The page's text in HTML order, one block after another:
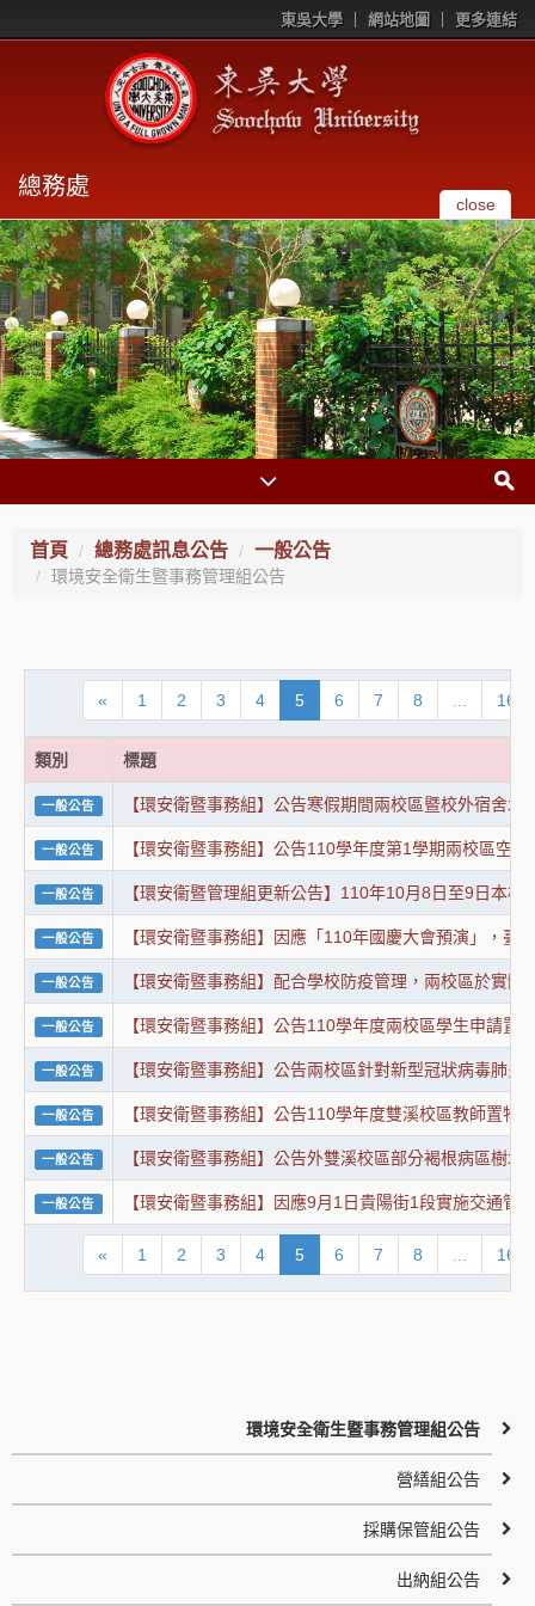
東吳大學 網站地圖 更多連結
總務處
close
首頁 總務處訊息公告 一般公告
環境安全衛生暨事務管理組公告
« 1 2 3 4 5 6 7 8 16
類別 標題
一般公告 【環安衛暨事務組】公告寒假期間兩校區暨校外宿舍水
一般公告 【環安衛暨事務組】公告110學年度第1學期兩校區空
一般公告 【環安衞暨管理組更新公告】110年10月8日至9日本
一般公告 【環安衛暨事務組】因應「110年國慶大會預演」，
一般公告 【環安衛暨事務組】配合學校防疫管理，兩校區於實
一般公告 【環安衛暨事務組】公告110學年度兩校區學生申請置
一般公告 【環安衛暨事務組】公告兩校區針對新型冠狀病毒肺
一般公告 【環安衛暨事務組】公告110學年度雙溪校區教師置物
一般公告 【環安衛暨事務組】公告外雙溪校區部分褐根病區樹木
一般公告 【環安衛暨事務組】因應9月1日貴陽街1段實施交通
« 1 2 3 4 5 6 7 8 16
環境安全衛生暨事務管理組公告
營繕組公告
採購保管組公告
出納組公告